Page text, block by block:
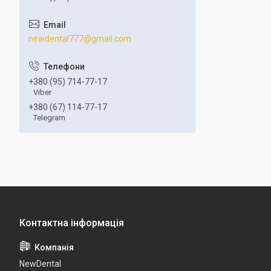
newdental777@gmail.com
+380 (95) 714-77-17
Viber
+380 (67) 114-77-17
Telegram
NewDental